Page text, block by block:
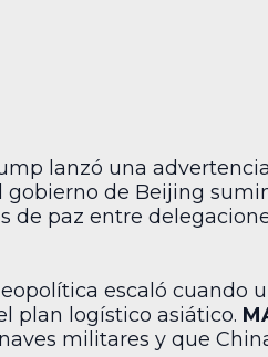
lanzó una
de Beijing
de paz entre
escaló cuando
plan logístico asiático.
militares y que